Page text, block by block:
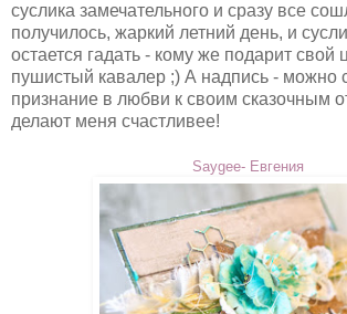
суслика замечательного и сразу все
получилось, жаркий летний день, и
остается гадать - кому же подарит свой
пушистый кавалер ;) А надпись - можно
признание в любви к своим сказочным
делают меня счастливее!
Saygee- Евгения